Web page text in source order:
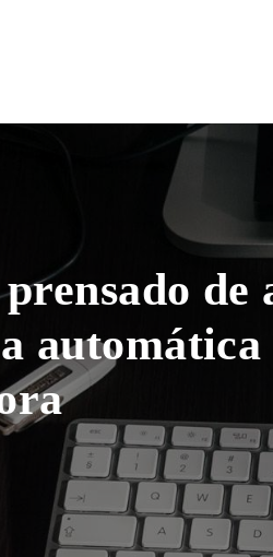
de
automática